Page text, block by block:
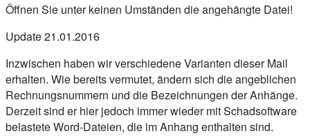
Öffnen Sie unter keinen Umständen die angehängte Datei!
Update 21.01.2016
Inzwischen haben wir verschiedene Varianten dieser Mail
erhalten. Wie bereits vermutet, ändern sich die angeblichen
Rechnungsnummern und die Bezeichnungen der Anhänge.
Derzeit sind er hier jedoch immer wieder mit Schadsoftware
belastete Word-Dateien, die im Anhang enthalten sind.